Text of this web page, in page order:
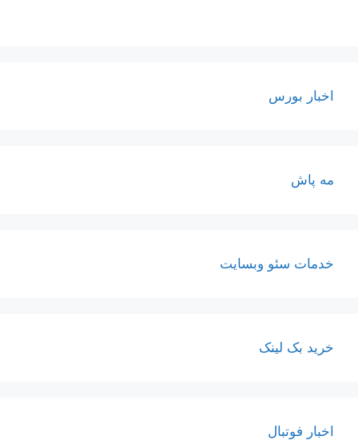
اخبار بورس
مه پاش
خدمات سئو وبسایت
خرید بک لینک
اخبار فوتبال